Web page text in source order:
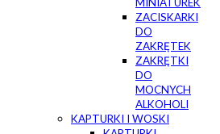
ZACISKARKI
DO
ZAKRĘTEK
ZAKRĘTKI
DO
MOCNYCH
ALKOHOLI
KAPTURKI I WOSKI